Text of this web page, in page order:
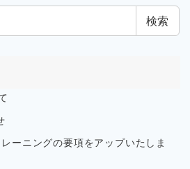
検索
ーニングの要項をアップいたしま